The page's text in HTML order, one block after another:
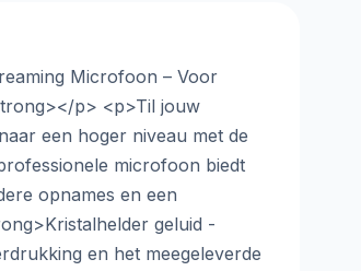
Microfoon – Voor
p> <p>Til jouw
een hoger niveau met de
microfoon biedt
opnames en een
geluid -
en het meegeleverde